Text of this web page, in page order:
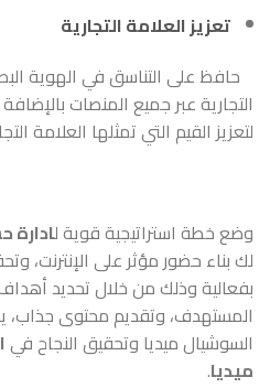
تعزيز العلامة التجارية
حافظ على التناسق في الهوية
التجارية عبر جميع المنصات
لتعزيز القيم التي تمثلها العلامة
وضع خطة استراتيجية قوية لادارة
لك بناء حضور مؤثر على الإنترنت،
بفعالية وذلك من خلال تحديد
المستهدف، وتقديم محتوى جذاب،
السوشيال ميديا وتحقيق النجاح في
ميديا.